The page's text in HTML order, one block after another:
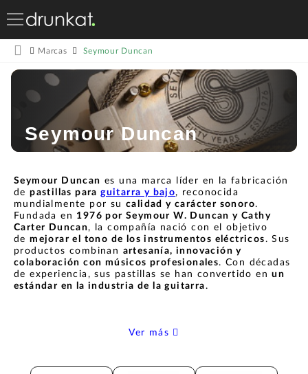
Marcas Seymour Duncan
Seymour Duncan
Seymour Duncan es una marca líder en la fabricación
depastillas paraguitarra y bajo, reconocida
mundialmente por su calidad y carácter sonoro.
Fundada en 1976 por Seymour W. Duncan y Cathy
Carter Duncan, la compañía nació con el objetivo
demejorar el tono de los instrumentos eléctricos. Sus
productos combinan artesanía, innovación y
colaboración con músicos profesionales. Con décadas
de experiencia, sus pastillas se han convertido enun
estándar en la industria de la guitarra.
Ver más